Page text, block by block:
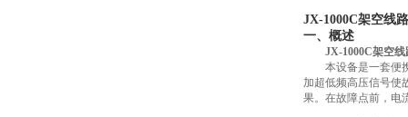
JX-1000C架空线
一、概述
JX-1000C架空
本设备是一套便携
加超低频高压信号使
果。在故障点前，电